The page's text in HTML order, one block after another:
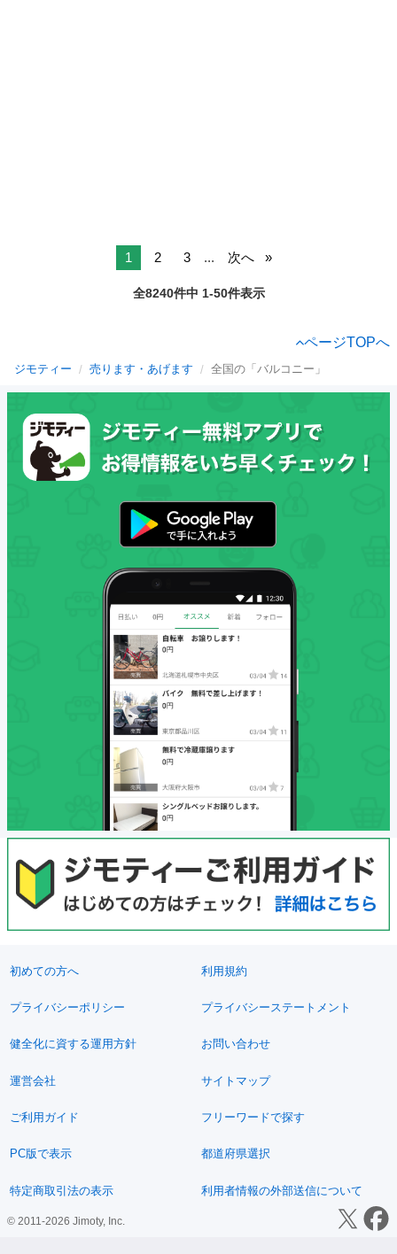
1 2 3 ... 次へ
全8240件中 1-50件表示
ページTOPへ
ジモティー 売ります・あげます 全国の「バルコニー」
初めての方へ 利用規約
プライバシーポリシー プライバシーステートメント
健全化に資する運用方針 お問い合わせ
運営会社 サイトマップ
ご利用ガイド フリーワードで探す
PC版で表示 都道府県選択
特定商取引法の表示 利用者情報の外部送信について
© 2011-2026 Jimoty, Inc.